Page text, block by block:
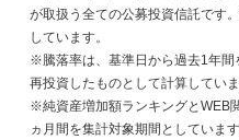
が取扱う全ての公募投資信託です
しています。
※騰落率は、基準日から過去1年間
再投資したものとして計算していま
※純資産増加額ランキングとWEB
ヵ月間を集計対象期間としています